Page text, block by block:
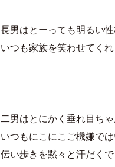
長男はとーっても明るい
いつも家族を笑わせてく
二男はとにかく垂れ目ち
いつもにこにこご機嫌で
伝い歩きを黙々と汗だく